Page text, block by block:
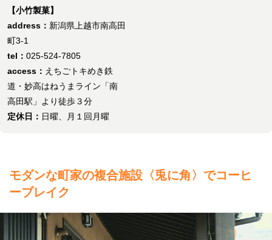
【小竹製菓】
address： 新潟県上越市南高田
町3-1
tel： 025-524-7805
access： えちごトキめき鉄
道・妙高はねうまライン「南
高田駅」より徒歩３分
定休日： 日曜、月１回月曜
モダンな町家の複合施設〈兎に角〉でコーヒ
ーブレイク